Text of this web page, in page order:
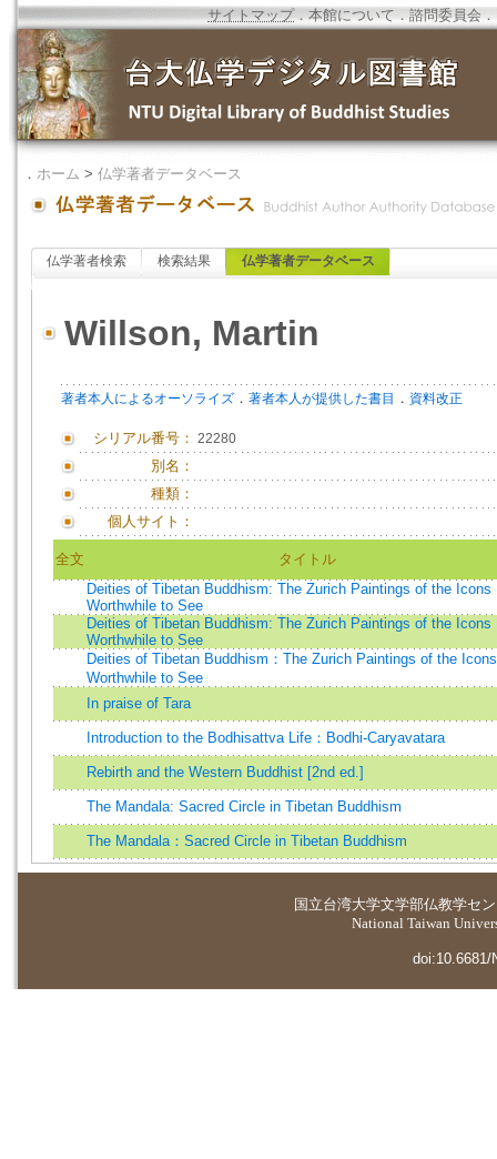
サイトマップ．本館について ．諮問委員会 ．
． ホーム > 仏学著者データベース
仏学著者検索 検索結果 仏学著者データベース
Willson, Martin
著者本人によるオーソライズ ． 著者本人が提供した書目 ． 資料改正
シリアル番号： 22280
別名：
種類：
個人サイト：
全文
タイトル
Deities of Tibetan Buddhism: The Zurich Paintings of the Icons
Worthwhile to See
Deities of Tibetan Buddhism: The Zurich Paintings of the Icons
Worthwhile to See
Deities of Tibetan Buddhism：The Zurich Paintings of the Icons
Worthwhile to See
In praise of Tara
Introduction to the Bodhisattva Life：Bodhi-Caryavatara
Rebirth and the Western Buddhist [2nd ed.]
The Mandala: Sacred Circle in Tibetan Buddhism
The Mandala：Sacred Circle in Tibetan Buddhism
国立台湾大学文学部仏教学セ
National Taiwan
doi:10.6681/